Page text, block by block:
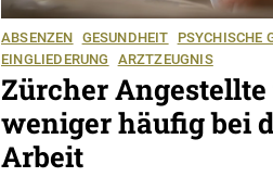
ABSENZEN GESUNDHEIT
PSYCHISCHE
EINGLIEDERUNG
ARZTZEUGNIS
Zürcher
weniger häufig bei
Arbeit